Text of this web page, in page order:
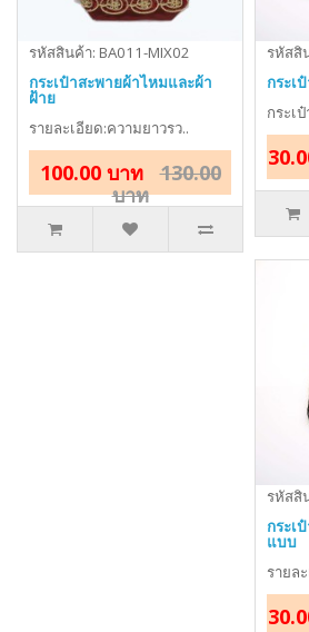
รหัสสินค้า: BA011-MIX02
กระเป๋าสะพายผ้าไหมและผ้า
ฝ้าย
รายละเอียด:ความยาวรว..
100.00 บาท
130.00
บาท
รหัสสิ
กระเ
กระเ
รหัสสิ
กระเ
แบบ
รายล